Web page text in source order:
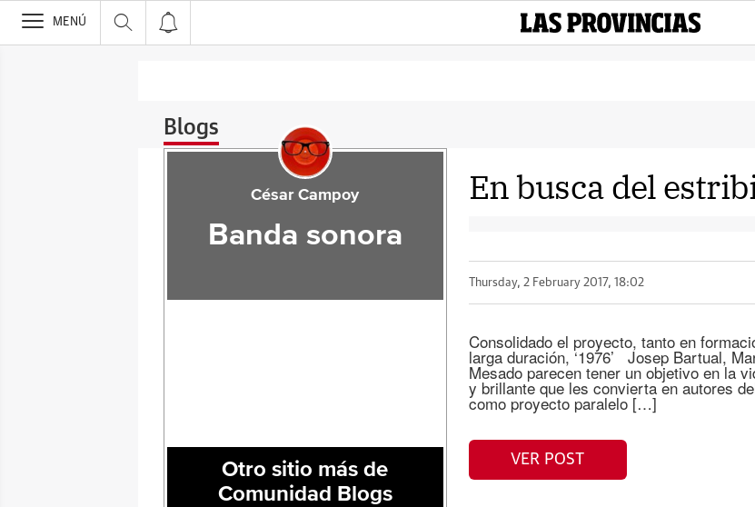
>
MENÚ
Blogs
En busca del
Thursday, 2 February 2017, 18:02
Consolidado el proyecto, tanto en
larga duración, ‘1976’ Josep Bartual,
Mesado parecen tener un objetivo en la
y brillante que les convierta en autores
como proyecto paralelo […]
VER POST
César Campoy
Banda sonora
Otro sitio más de
Comunidad Blogs